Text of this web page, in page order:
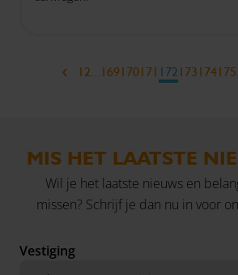
‹ 1 2... 169170171 172173 174175
MIS HET LAATSTE
Wil je het laatste nieuws en
missen? Schrijf je dan nu in voor
Vestiging